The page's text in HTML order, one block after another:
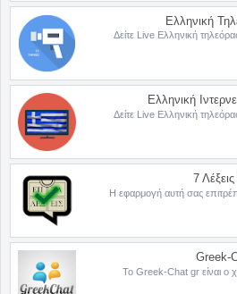
Ελληνική
Δείτε Live Ελληνική
Ελληνική
Δείτε Live Ελληνική
7
Η εφαρμογή αυτή σας
Greek-
Το Greek-Chat gr είναι ο